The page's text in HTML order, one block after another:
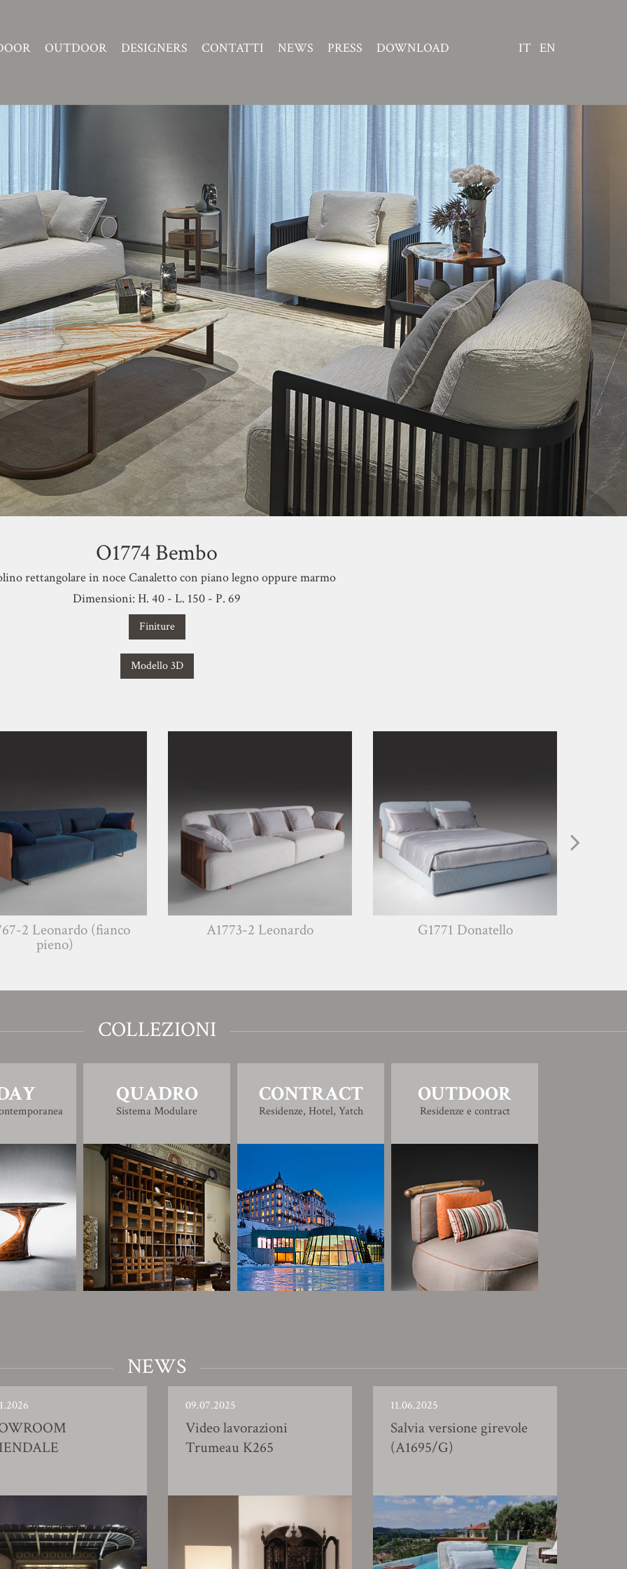
OUTDOOR DESIGNERS CONTATTI NEWS PRESS DOWNLOAD IT EN
O1774 Bembo
rettangolare in noce Canaletto con piano legno oppure marmo
Dimensioni: H. 40 - L. 150 - P. 69
Finiture
Modello 3D
(fianco A1773-2 Leonardo G1771 Donatello
COLLEZIONI
QUADRO
Sistema Modulare
CONTRACT
Residenze, Hotel, Yatch
OUTDOOR
Residenze e contract
NEWS
09.07.2025
Video lavorazioni
Trumeau K265
11.06.2025
Salvia versione girevole
(A1695/G)